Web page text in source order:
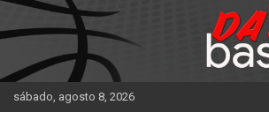
Saltar
al
contenido
sábado, agosto 8, 2026